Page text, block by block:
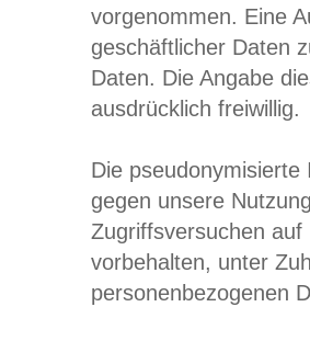
vorgenommen. Eine
geschäftlicher Daten
Daten. Die Angabe
ausdrücklich freiwillig.
Die
gegen unsere
Zugriffsversuchen
vorbehalten, unter
personenbezogenen